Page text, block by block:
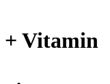
+ Vitamin